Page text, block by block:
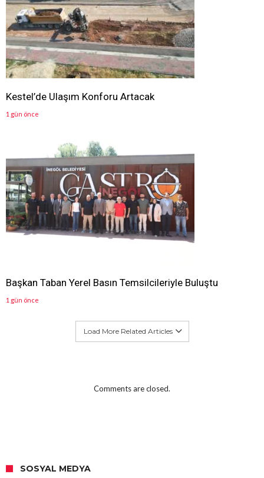
Kestel’de Ulaşım Konforu Artacak
1 gün önce
Başkan Taban Yerel Basın Temsilcileriyle Buluştu
1 gün önce
Load More Related Articles
Comments are closed.
SOSYAL MEDYA